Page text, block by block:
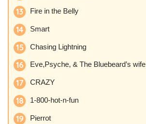
Fire in the Belly
Smart
Chasing Lightning
Eve,Psyche, & The Bluebeard’s wife
CRAZY
1-800-hot-n-fun
Pierrot